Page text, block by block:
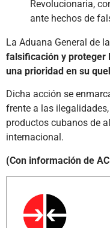
Revolucionaria,
ante hechos de
La Aduana General de
falsificación y proteger
una prioridad en su
Dicha acción se
frente a las
productos cubanos de
internacional.
(Con información de